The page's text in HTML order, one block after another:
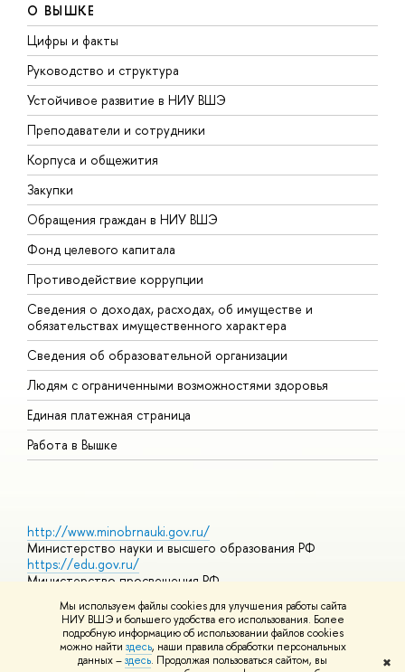
Мы используем файлы cookies для улучшения работы сайта
НИУ ВШЭ и большего удобства его использования. Более
подробную информацию об использовании файлов cookies
можно найти здесь, наши правила обработки персональных
данных –здесь. Продолжая пользоваться сайтом, вы
✖
О ВЫШКЕ
Цифры и факты
Руководство и структура
Устойчивое развитие в НИУ ВШЭ
Преподаватели и сотрудники
Корпуса и общежития
Закупки
Обращения граждан в НИУ ВШЭ
Фонд целевого капитала
Противодействие коррупции
Сведения о доходах, расходах, об имуществе и
обязательствах имущественного характера
Сведения об образовательной организации
Людям с ограниченными возможностями здоровья
Единая платежная страница
Работа в Вышке
http://www.minobrnauki.gov.ru/
Министерство науки и высшего образования РФ
https://edu.gov.ru/
Министерство просвещения РФ
Массовые открытые онлайн-курсы
© НИУ ВШЭ 1993–2026 Адреса и контактыУсловия